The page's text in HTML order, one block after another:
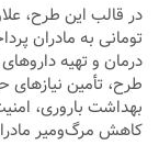
در قالب این طرح،
تومانی به مادران
درمان و تهیه
طرح، تأمین نیازهای
بهداشت باروری،
کاهش مرگ‌ومیر